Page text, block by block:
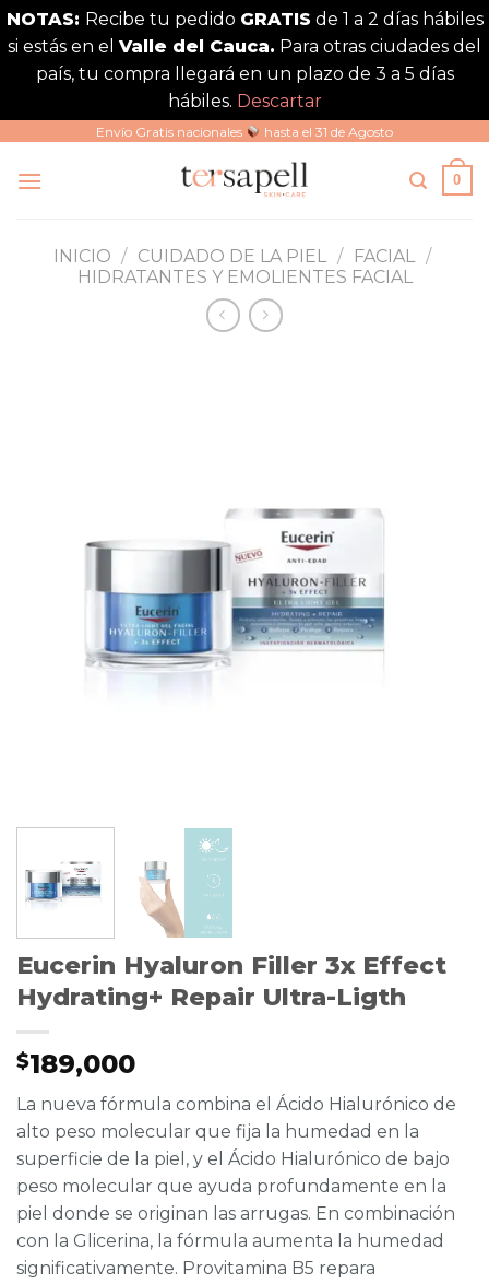
NOTAS: Recibe tu pedido GRATIS de 1 a 2 días hábiles
si estás en el Valle del Cauca. Para otras ciudades del
país, tu compra llegará en un plazo de 3 a 5 días
hábiles. Descartar
contenido
Envío Gratis nacionales hasta el 31 de Agosto
0
INICIO / CUIDADO DE LA PIEL / FACIAL /
HIDRATANTES Y EMOLIENTES FACIAL
Eucerin Hyaluron Filler 3x Effect
Hydrating+ Repair Ultra-Ligth
$189,000
La nueva fórmula combina el Ácido Hialurónico de
alto peso molecular que fija la humedad en la
superficie de la piel, y el Ácido Hialurónico de bajo
peso molecular que ayuda profundamente en la
piel donde se originan las arrugas. En combinación
con la Glicerina, la fórmula aumenta la humedad
significativamente. Provitamina B5 repara